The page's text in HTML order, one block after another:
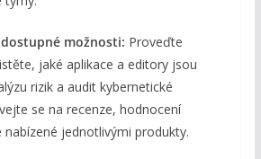
možnosti: Proveďte
jaké aplikace a editory jsou
rizik a audit kybernetické
se na recenze, hodnocení
jednotlivými produkty.